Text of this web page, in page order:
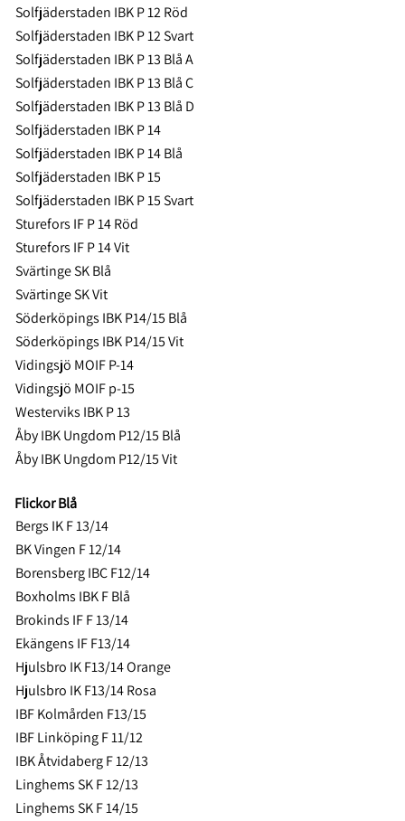
Solfjäderstaden IBK P 12 Röd
Solfjäderstaden IBK P 12 Svart
Solfjäderstaden IBK P 13 Blå A
Solfjäderstaden IBK P 13 Blå C
Solfjäderstaden IBK P 13 Blå D
Solfjäderstaden IBK P 14
Solfjäderstaden IBK P 14 Blå
Solfjäderstaden IBK P 15
Solfjäderstaden IBK P 15 Svart
Sturefors IF P 14 Röd
Sturefors IF P 14 Vit
Svärtinge SK Blå
Svärtinge SK Vit
Söderköpings IBK P14/15 Blå
Söderköpings IBK P14/15 Vit
Vidingsjö MOIF P-14
Vidingsjö MOIF p-15
Westerviks IBK P 13
Åby IBK Ungdom P12/15 Blå
Åby IBK Ungdom P12/15 Vit
Flickor Blå
Bergs IK F 13/14
BK Vingen F 12/14
Borensberg IBC F12/14
Boxholms IBK F Blå
Brokinds IF F 13/14
Ekängens IF F13/14
Hjulsbro IK F13/14 Orange
Hjulsbro IK F13/14 Rosa
IBF Kolmården F13/15
IBF Linköping F 11/12
IBK Åtvidaberg F 12/13
Linghems SK F 12/13
Linghems SK F 14/15